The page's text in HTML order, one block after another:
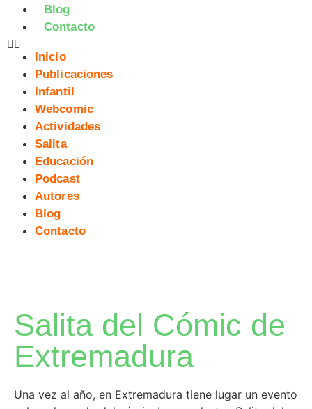
Blog
Contacto
Inicio
Publicaciones
Infantil
Webcomic
Actividades
Salita
Educación
Podcast
Autores
Blog
Contacto
Salita del Cómic de
Extremadura
Una vez al año, en Extremadura tiene lugar un evento